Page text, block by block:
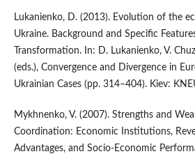
Lukanienko, D. (2013). Evolution of the
Ukraine. Background and Specific
Transformation. In: D. Lukanienko, V.
(eds.), Convergence and Divergence in
Ukrainian Cases (pp. 314–404). Kiev:
Mykhnenko, V. (2007). Strengths and
Coordination: Economic Institutions,
Advantages, and Socio-Economic